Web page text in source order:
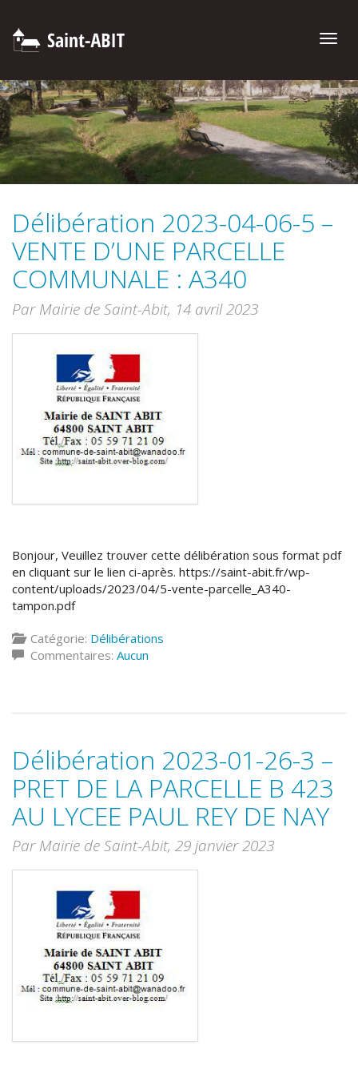
Toggle
Délibération 2023-04-06-5 –
VENTE D’UNE PARCELLE
COMMUNALE : A340
Par Mairie de Saint-Abit, 14 avril 2023
Bonjour, Veuillez trouver cette délibération sous format pdf
en cliquant sur le lien ci-après. https://saint-abit.fr/wp-
content/uploads/2023/04/5-vente-parcelle_A340-
tampon.pdf
Catégorie: Délibérations
Commentaires: Aucun
Délibération 2023-01-26-3 –
PRET DE LA PARCELLE B 423
AU LYCEE PAUL REY DE NAY
Par Mairie de Saint-Abit, 29 janvier 2023